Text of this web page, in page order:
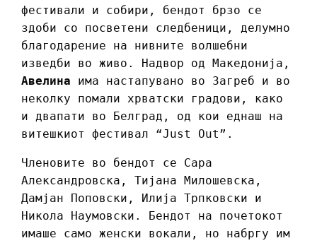
фестивали и собири, бендот брзо се
здоби со посветени следбеници, делумно
благодарение на нивните волшебни
изведби во живо. Надвор од Македонија,
Авелина има настапувано во Загреб и во
неколку помали хрватски градови, како
и двапати во Белград, од кои еднаш на
витешкиот фестивал “Just Out”.
Членовите во бендот се Сара
Александровска, Тијана Милошевска,
Дамјан Поповски, Илија Трпковски и
Никола Наумовски. Бендот на почетокот
имаше само женски вокали, но набргу им